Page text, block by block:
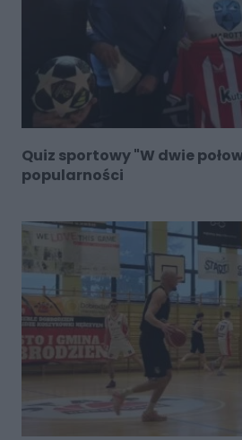
Quiz sportowy "W dwie
popularności